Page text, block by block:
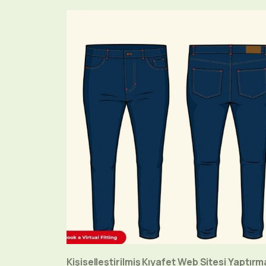
Kişiselleştirilmiş Kıyafet Web Sitesi